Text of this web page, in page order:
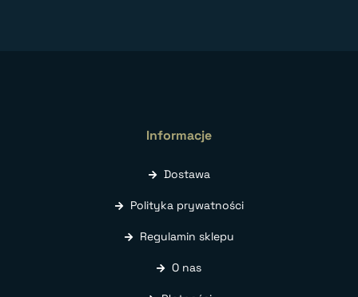
Informacje
Dostawa
Polityka prywatności
Regulamin sklepu
O nas